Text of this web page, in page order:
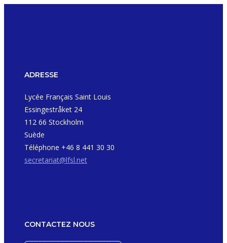
ADRESSE
Lycée Français Saint Louis
Essingestråket 24
112 66 Stockholm
Suède
Téléphone +46 8 441 30 30
secretariat@lfsl.net
CONTACTEZ NOUS